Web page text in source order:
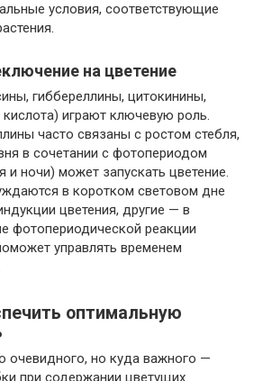
условия, соответствующие
на цветение
гиббереллины, цитокинины,
кислота) играют ключевую роль.
часто связаны с ростом стебля,
в сочетании с фотопериодом
и ночи) может запускать цветение.
в коротком световом дне
цветения, другие — в
фотопериодической реакции
управлять временем
оптимальную
очевидного, но куда важного —
при содержании цветущих